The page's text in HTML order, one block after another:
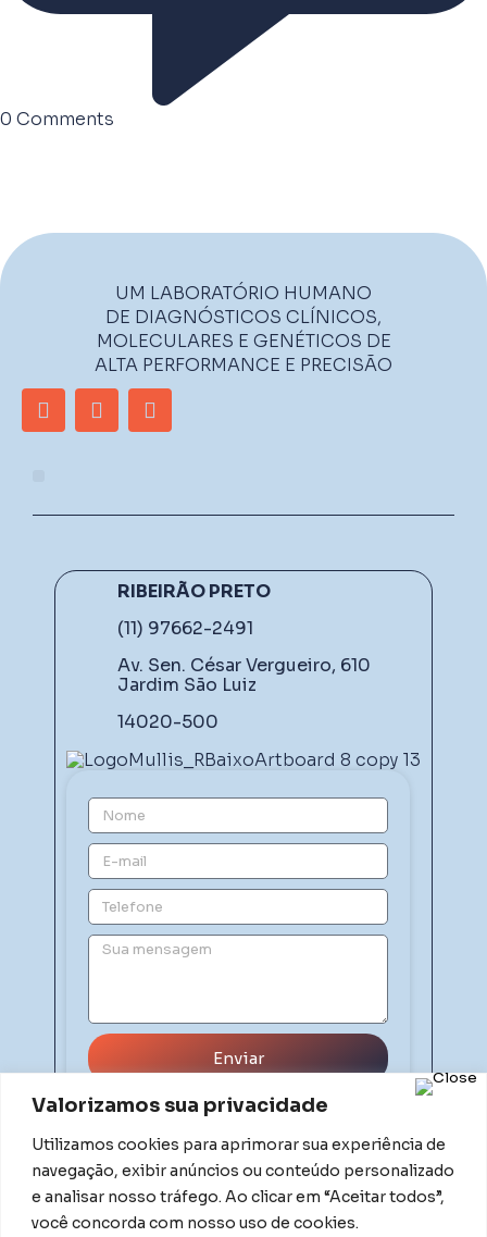
Valorizamos sua privacidade
Utilizamos cookies para aprimorar sua experiência de
navegação, exibir anúncios ou conteúdo personalizado
e analisar nosso tráfego. Ao clicar em “Aceitar todos”,
você concorda com nosso uso de cookies.
0 Comments
UM LABORATÓRIO HUMANO
DE DIAGNÓSTICOS CLÍNICOS,
MOLECULARES E GENÉTICOS DE
ALTA PERFORMANCE E PRECISÃO
RIBEIRÃO PRETO
(11) 97662-2491
Av. Sen. César Vergueiro, 610
Jardim São Luiz
14020-500
Enviar